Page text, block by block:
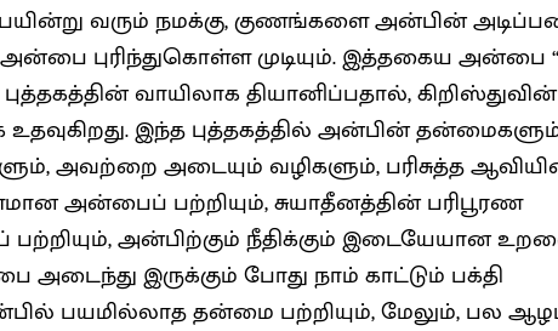
பயின்று வரும் நமக்கு, குணங்களை அன்பின்
அன்பை புரிந்துகொள்ள முடியும். இத்தகைய அன்பை
வாயிலாக தியானிப்பதால், கிறிஸ்துவின்
அன்பின் தன்மைகளும்,
அவற்றை அடையும் வழிகளும், பரிசுத்த
அன்பைப் பற்றியும், சுயாதீனத்தின் பரிபூரண
அன்பிற்கும் நீதிக்கும் இடையேயான
அடைந்து இருக்கும் போது நாம் காட்டும் பக்தி